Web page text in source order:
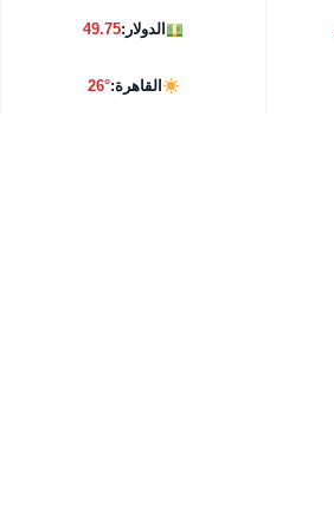
الدولار:49.75
القاهرة:26°